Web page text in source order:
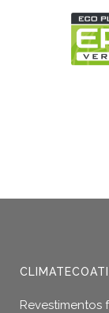
Revestimentos